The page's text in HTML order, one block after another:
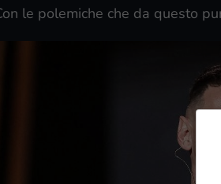
le polemiche che da questo